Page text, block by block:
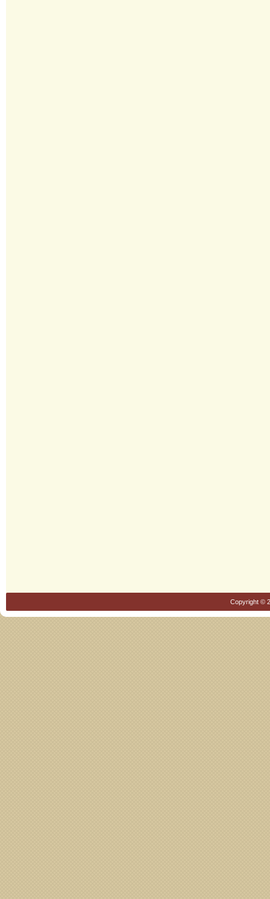
Copyright ©